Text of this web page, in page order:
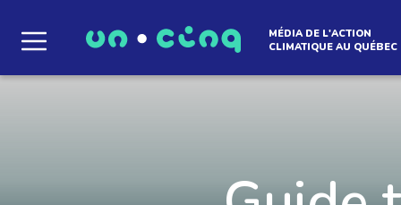
Le média qui
MÉDIA DE L'ACTION
CLIMATIQUE AU QUÉBEC